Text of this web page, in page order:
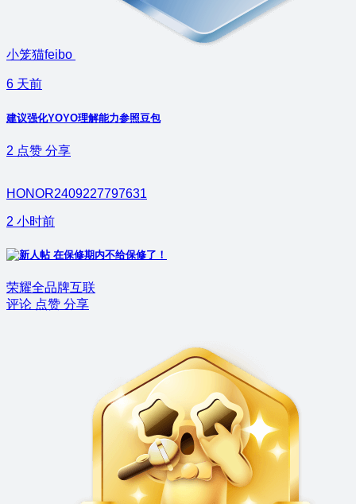
小笼猫feibo
6 天前
建议强化YOYO理解能力参照豆包
2 点赞 分享
HONOR2409227797631
2 小时前
在保修期内不给保修了！
荣耀全品牌互联
评论 点赞 分享